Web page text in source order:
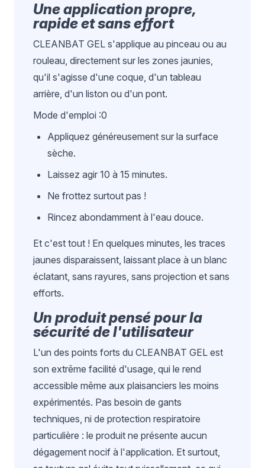
Une application propre,
rapide et sans effort
CLEANBAT GEL s'applique au pinceau ou au
rouleau, directement sur les zones jaunies,
qu'il s'agisse d'une coque, d'un tableau
arrière, d'un liston ou d'un pont.
Mode d'emploi :0
Appliquez généreusement sur la surface
sèche.
Laissez agir 10 à 15 minutes.
Ne frottez surtout pas !
Rincez abondamment à l'eau douce.
Et c'est tout ! En quelques minutes, les traces
jaunes disparaissent, laissant place à un blanc
éclatant, sans rayures, sans projection et sans
efforts.
Un produit pensé pour la
sécurité de l'utilisateur
L'un des points forts du CLEANBAT GEL est
son extrême facilité d'usage, qui le rend
accessible même aux plaisanciers les moins
expérimentés. Pas besoin de gants
techniques, ni de protection respiratoire
particulière : le produit ne présente aucun
dégagement nocif à l'application. Et surtout,